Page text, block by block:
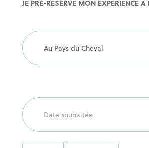
EXPERIENCE
CARTE
JE PRÉ-RÉSERVE MON EXPÉRIENCE A